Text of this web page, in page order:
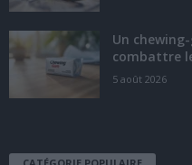
Un
combattre
5 août 2026